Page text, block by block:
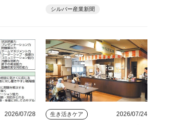
シルバー産業新聞
2026/07/28 生き活きケア 2026/07/24